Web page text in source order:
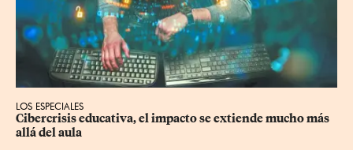
LOS ESPECIALES
Cibercrisis educativa, el impacto se extiende mucho más
allá del aula